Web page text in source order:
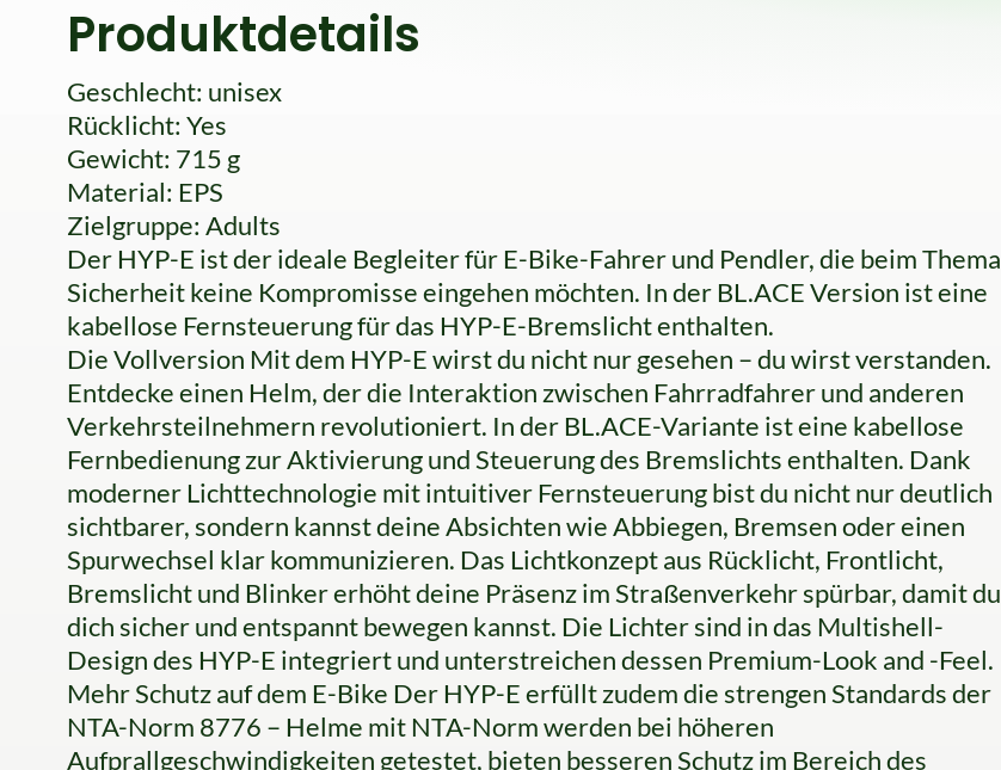
Produktdetails
Geschlecht: unisex
Rücklicht: Yes
Gewicht: 715 g
Material: EPS
Zielgruppe: Adults
Der HYP-E ist der ideale Begleiter für E-Bike-Fahrer und Pendler, die beim Thema
Sicherheit keine Kompromisse eingehen möchten. In der BL.ACE Version ist eine
kabellose Fernsteuerung für das HYP-E-Bremslicht enthalten.
Die Vollversion Mit dem HYP-E wirst du nicht nur gesehen – du wirst verstanden.
Entdecke einen Helm, der die Interaktion zwischen Fahrradfahrer und anderen
Verkehrsteilnehmern revolutioniert. In der BL.ACE-Variante ist eine kabellose
Fernbedienung zur Aktivierung und Steuerung des Bremslichts enthalten. Dank
moderner Lichttechnologie mit intuitiver Fernsteuerung bist du nicht nur deutlich
sichtbarer, sondern kannst deine Absichten wie Abbiegen, Bremsen oder einen
Spurwechsel klar kommunizieren. Das Lichtkonzept aus Rücklicht, Frontlicht,
Bremslicht und Blinker erhöht deine Präsenz im Straßenverkehr spürbar, damit du
dich sicher und entspannt bewegen kannst. Die Lichter sind in das Multishell-
Design des HYP-E integriert und unterstreichen dessen Premium-Look and -Feel.
Mehr Schutz auf dem E-Bike Der HYP-E erfüllt zudem die strengen Standards der
NTA-Norm 8776 – Helme mit NTA-Norm werden bei höheren
Aufprallgeschwindigkeiten getestet, bieten besseren Schutz im Bereich des